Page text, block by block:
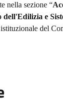
nella sezione “
dell'Edilizia e
del